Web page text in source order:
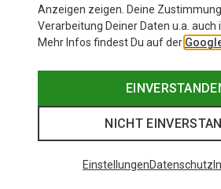
Anzeigen zeigen. Deine
Verarbeitung Deiner Daten u.a. auch
Mehr Infos findest Du auf der
NICHT
EinstellungenDatenschutz